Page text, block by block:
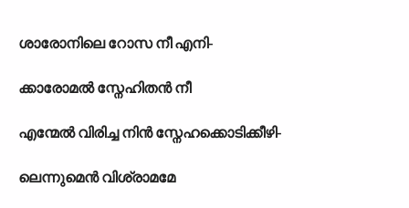
ശാരോനിലെ റോസ നീ എനി-
ക്കാരോമൽ സ്നേഹിതൻ നീ
എന്മേൽ വിരിച്ച നിൻ സ്നേഹക്കൊടിക്കീഴി-
ലെന്നുമെൻ വിശ്രാമമേ